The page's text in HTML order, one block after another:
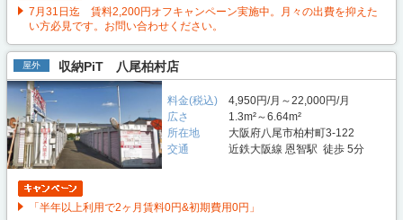
7月31日迄 賃料2,200円オフキャンペーン実施中。月々の出費を抑えた
い方必見です。お問い合わせください。
屋外 収納PiT 八尾柏村店
料金(税込)
4,950円/月～22,000円/月
広さ
1.3m²～6.64m²
所在地
大阪府八尾市柏村町3-122
交通
近鉄大阪線 恩智駅 徒歩 5分
「半年以上利用で2ヶ月賃料0円&初期費用0円」